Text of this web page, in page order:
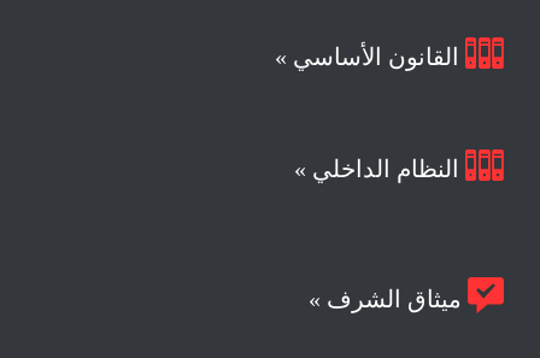
 القانون الأساسي »
 النظام الداخلي »
 ميثاق الشرف »